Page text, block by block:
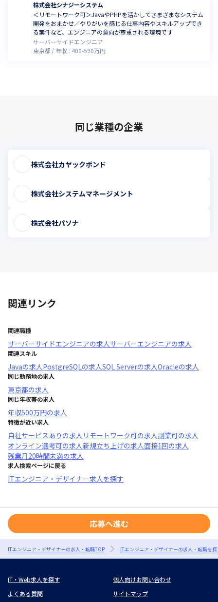
株式会社シナジーシステム
＜リモートワーク可＞JavaやPHPを活かしてさまざまなシステム
開発をおまかせ／やりがいを感じる仕事内容やスキルアップでき
る案件など、エンジニアの意向が尊重される環境です
サーバーサイドエンジニア
東京都
年収 : 400-590万円
同じ業種の企業
株式会社カヤックボンド
株式会社システムマネージメント
株式会社パソナ
関連リンク
関連職種
サーバーサイドエンジニアの求人サーバーエンジニアの求人
関連スキル
Javaの求人PostgreSQLの求人SQL Serverの求人Oracleの求人
同じ勤務地の求人
東京都の求人
同じ年収帯の求人
年収500万円の求人
特徴が近い求人
自社サービスあり の求人 リモートワーク可の求人副業可の求人
オンライン選考可の求人新規立ち上げの求人面接1回の求人
残業月20時間未満の求人
求人検索ページに戻る
ITエンジニア・デザイナー求人を探す
応募へ進む
ITエンジニア・デザイナーの求人・転職TOP ITエンジニア・デザイナーの求人・転職を
IT・Web求人を探す
個人向けお問い合わせ
よくある質問
サイトマップ